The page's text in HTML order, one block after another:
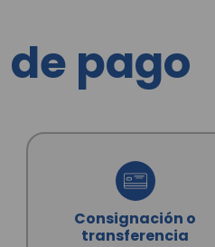
pago
Consignación o
transferencia